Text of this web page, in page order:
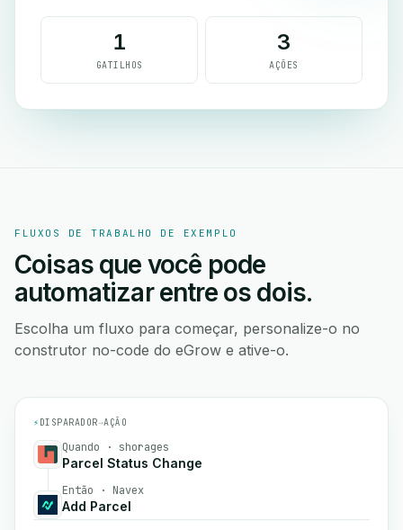
1
GATILHOS
3
AÇÕES
FLUXOS DE TRABALHO DE EXEMPLO
Coisas que você pode
automatizar entre os dois.
Escolha um fluxo para começar, personalize-o no
construtor no-code do eGrow e ative-o.
⚡ DISPARADOR→AÇÃO
Quando · shorages
Parcel Status Change
Então · Navex
Add Parcel